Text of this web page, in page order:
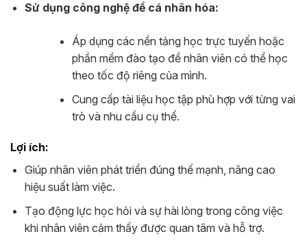
Sử dụng công nghệ để cá nhân hóa:
Áp dụng các nền tảng học trực tuyến hoặc
phần mềm đào tạo để nhân viên có thể học
theo tốc độ riêng của mình.
Cung cấp tài liệu học tập phù hợp với từng vai
trò và nhu cầu cụ thể.
Lợi ích:
Giúp nhân viên phát triển đúng thế mạnh, nâng cao
hiệu suất làm việc.
Tạo động lực học hỏi và sự hài lòng trong công việc
khi nhân viên cảm thấy được quan tâm và hỗ trợ.